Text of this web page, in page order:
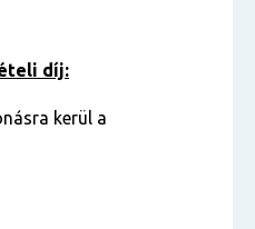
díj:
kerül a